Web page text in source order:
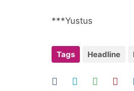
***Yustus
Tags Headline